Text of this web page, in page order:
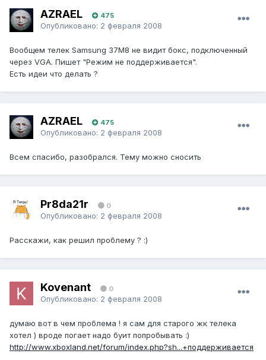
AZRAEL 475
Опубликовано: 2 февраля 2008
Вообщем телек Samsung 37M8 не видит бокс, подключенный
через VGA. Пишет "Режим не поддерживается".
Есть идеи что делать ?
AZRAEL 475
Опубликовано: 2 февраля 2008
Всем спасибо, разобрался. Тему можно сносить
Pr8da21r 0
Опубликовано: 2 февраля 2008
Расскажи, как решил проблему ? :)
Kovenant 0
Опубликовано: 2 февраля 2008
думаю вот в чем проблема ! я сам для старого жк телека
хотел ) вроде погает надо буит попробывать :)
http://www.xboxland.net/forum/index.php?sh...+поддерживается